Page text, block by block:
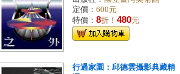
定價： 600元
特價： 8折！ 480元
行過家園：邱德雲攝影典藏精